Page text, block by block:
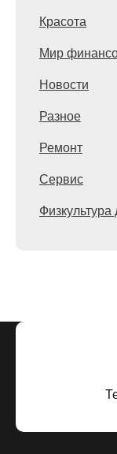
Красота
Мир
Новости
Разное
Ремонт
Сервис
Физкультура